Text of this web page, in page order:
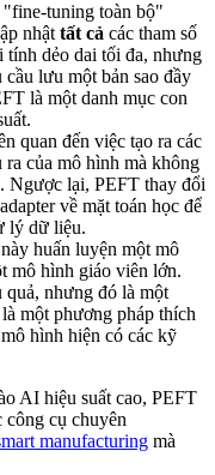
tuning toàn bộ"
nhật tất cả các tham số
tính dẻo dai tối đa, nhưng
lưu một bản sao đầy
là một danh mục con
quan đến việc tạo ra các
ra của mô hình mà không
Ngược lại, PEFT thay đổi
về mặt toán học để
lý dữ liệu.
huấn luyện một mô
mô hình giáo viên lớn.
quả, nhưng đó là một
một phương pháp thích
hình hiện có các kỹ
AI hiệu suất cao, PEFT
công cụ chuyên
manufacturing mà